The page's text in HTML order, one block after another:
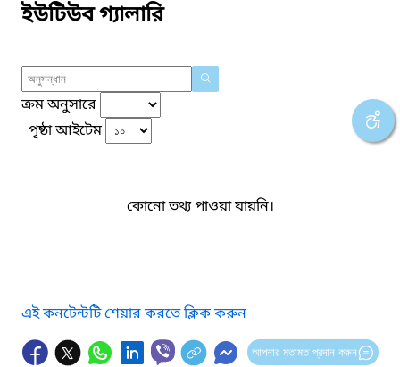
ইউটিউব গ্যালারি
ক্রম অনুসারে
পৃষ্ঠা আইটেম
কোনো তথ্য পাওয়া যায়নি।
এই কনটেন্টটি শেয়ার করতে ক্লিক করুন
আপনার মতামত প্রদান করুন